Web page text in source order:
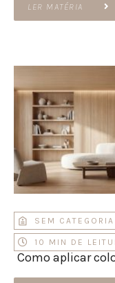
LER MATÉRIA
SEM CATEGORIA
10 MIN DE
Como aplicar